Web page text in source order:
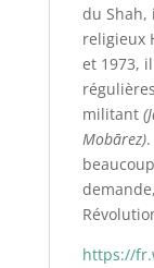
du
religieux
et 1973,
militant
Mobārez).
https://